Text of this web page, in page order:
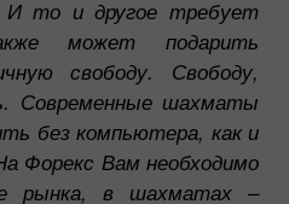
И то и другое требует
может подарить
свободу. Свободу,
Современные шахматы
без компьютера, как и
Форекс Вам необходимо
рынка, в шахматах –